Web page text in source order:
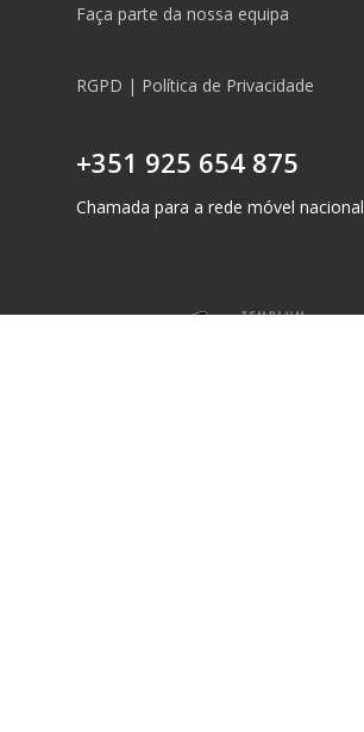
Faça parte da nossa equipa
RGPD | Política de Privacidade
+351 925 654 875
Chamada para a rede móvel nacional